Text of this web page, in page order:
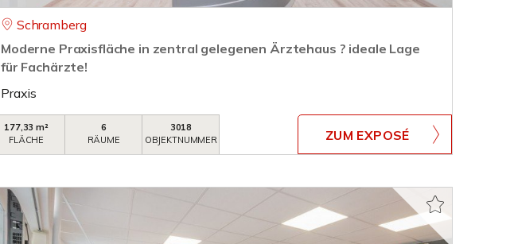
Schramberg
Moderne Praxisfläche in zentral gelegenen Ärztehaus ? ideale Lage
für Fachärzte!
Praxis
177,33 m²
FLÄCHE
6
RÄUME
3018
OBJEKTNUMMER
ZUM EXPOSÉ